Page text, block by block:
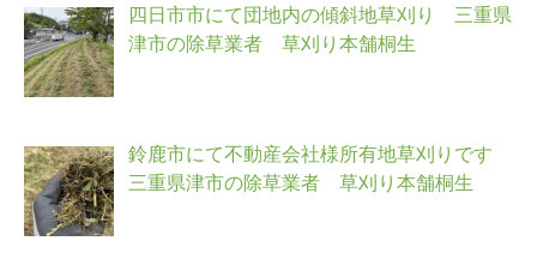
四日市市にて団地内の傾斜地草刈り 三重県
津市の除草業者 草刈り本舗桐生
鈴鹿市にて不動産会社様所有地草刈りです
三重県津市の除草業者 草刈り本舗桐生